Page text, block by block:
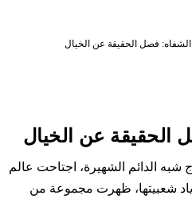
الشفاه: فصل الحقيقة عن الخيال
الحقيقة عن الخيال
شبه الدائم
الشهيرة، اجتاحت عالم
شعبيتها، ظهرت مجموعة من